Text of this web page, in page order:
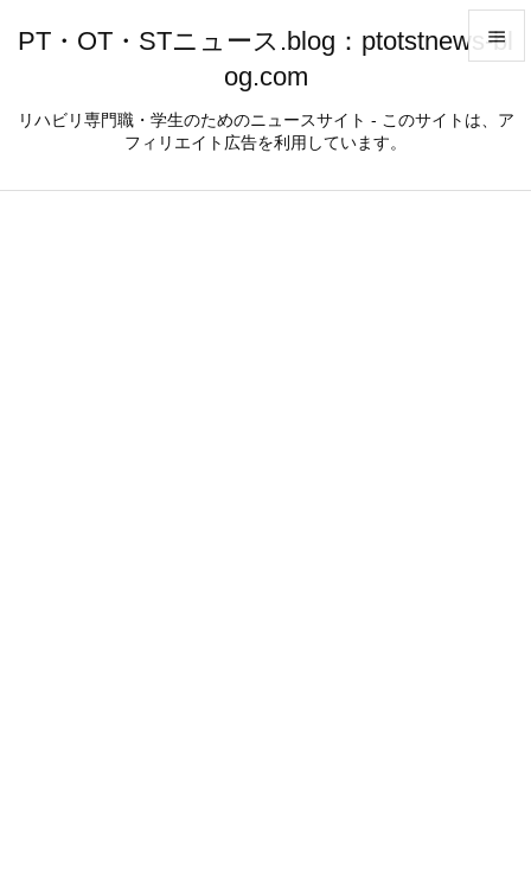
PT・OT・STニュース.blog：ptotstnews-bl
og.com
リハビリ専門職・学生のためのニュースサイト - このサイトは、ア
フィリエイト広告を利用しています。
